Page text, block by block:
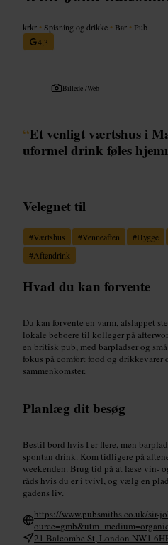
krkr • Spisning og drikke • Bar • Pub
4,3
Billede /Web
“Et venligt værtshus i
uformel drink føles
Velegnet til
#Værtshus #Venneaften #Hygge
#Aftendrink
Hvad du kan forvente
Du kan forvente en varm, afslappet
lokale beboere til kolleger på
en britisk pub, med barpladser og
fokus på comfort food og drikkevarer
sammenkomster.
Planlæg dit besøg
Bestil bord hvis I er flere, men
spontan drink. Kom tidligere på
weekenden. Brug tid på at læse vin-
råds hvis du er i tvivl, og vælg en
gadens liv.
https://www.pubsmiths.co.uk/sir-
21 Balcombe St, London NW1